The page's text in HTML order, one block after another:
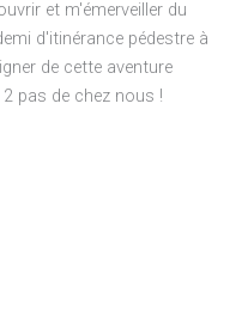
et m'émerveiller du
d'itinérance pédestre à
de cette aventure
pas de chez nous !